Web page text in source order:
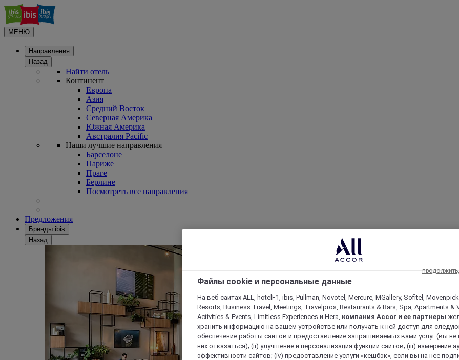
МЕНЮ
Направления
Назад
Найти отель
Континент
Европа
Азия
Средний Восток
Северная Америка
Южная Америка
Австралия Pacific
Наши лучшие направления
Барселоне
Париже
Праге
Берлине
Посмотреть все направления
Предложения
Бренды ibis
Назад
Файлы cookie и персональные данные
На веб-сайтах ALL, hotelF1, ibis, Pullman, Novotel, Mercure, MGallery, Sofitel,
Resorts, Business Travel, Meetings, Travelpros, Restaurants & Bars, Spa, Apartments &
Activities & Events, Limitless Experiences и Hera, компания Accor и ее партнеры
хранить информацию на вашем устройстве или получать к ней доступ для
обеспечение работы сайтов и предоставление запрашиваемых вами услуг (вы
них отказаться); (ii) улучшение и персонализация функций сайтов; (iii) измерение
эффективности сайтов; (iv) предоставление услуги «кешбэк», если вы на нее